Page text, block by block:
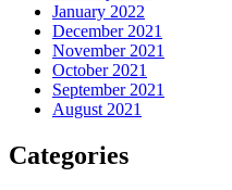
January 2022
December 2021
November 2021
October 2021
September 2021
August 2021
Categories